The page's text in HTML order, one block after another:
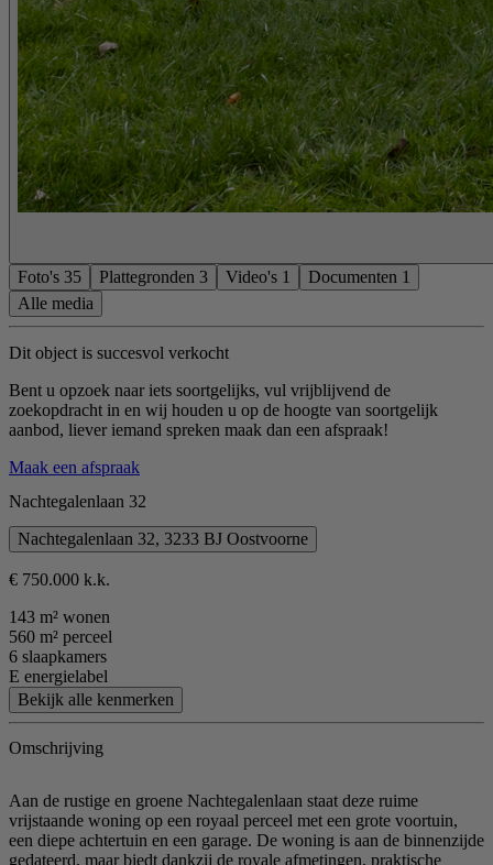
Foto's 35 Plattegronden 3 Video's 1 Documenten 1
Alle media
Dit object is succesvol verkocht
Bent u opzoek naar iets soortgelijks, vul vrijblijvend de
zoekopdracht in en wij houden u op de hoogte van soortgelijk
aanbod, liever iemand spreken maak dan een afspraak!
Maak een afspraak
Nachtegalenlaan 32
Nachtegalenlaan 32, 3233 BJ Oostvoorne
€ 750.000 k.k.
143 m² wonen
560 m² perceel
6 slaapkamers
E energielabel
Bekijk alle kenmerken
Omschrijving
Aan de rustige en groene Nachtegalenlaan staat deze ruime
vrijstaande woning op een royaal perceel met een grote voortuin,
een diepe achtertuin en een garage. De woning is aan de binnenzijde
gedateerd, maar biedt dankzij de royale afmetingen, praktische